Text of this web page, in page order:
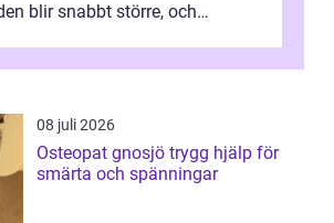
blir snabbt större, och
08 juli 2026
Osteopat gnosjö trygg hjälp för
smärta och spänningar